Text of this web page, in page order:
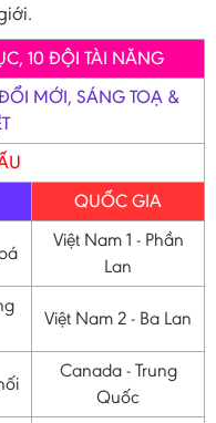
10 ĐỘI TÀI NĂNG
MỚI, SÁNG TOẠ &
QUỐC GIA
Việt Nam 1 - Phần
Lan
Việt Nam 2 - Ba Lan
Canada - Trung
Quốc